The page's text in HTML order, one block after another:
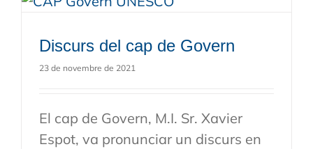
Discurs del cap de Govern
23 de novembre de 2021
El cap de Govern, M.I. Sr. Xavier
Espot, va pronunciar un discurs en